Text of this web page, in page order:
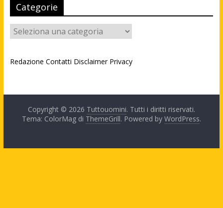
Categorie
Categorie
Redazione Contatti Disclaimer Privacy
Copyright © 2026 Tuttouomini. Tutti i diritti riservati.
Tema: ColorMag di ThemeGrill. Powered by WordPress.